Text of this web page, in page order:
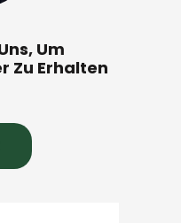
Um
Zu Erhalten